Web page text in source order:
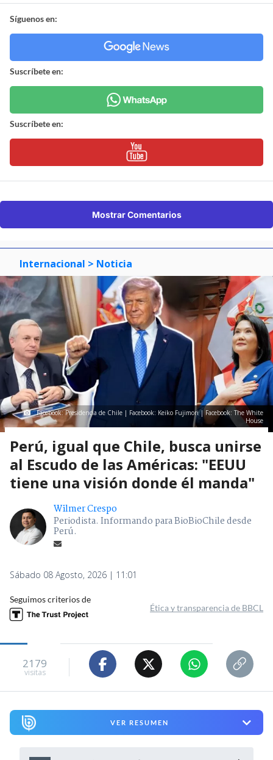
Síguenos en:
Suscríbete en:
Suscríbete en:
Mostrar Comentarios
Internacional > Noticia
Facebook: Presidencia de Chile | Facebook: Keiko Fujimori | Facebook: The White
House
Perú, igual que Chile, busca unirse
al Escudo de las Américas: "EEUU
tiene una visión donde él manda"
Wilmer Crespo
Periodista. Informando para BioBioChile desde
Perú.
Sábado 08 Agosto, 2026 | 11:01
Seguimos criterios de
Ética y transparencia de BBCL
2179
visitas
VER RESUMEN